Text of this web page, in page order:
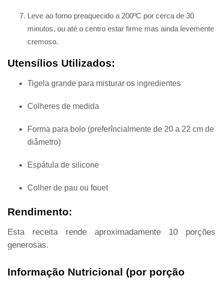
Leve ao forno preaquecido a 200ºC por cerca de 30
minutos, ou até o centro estar firme mas ainda levemente
cremoso.
Utensílios Utilizados:
Tigela grande para misturar os ingredientes
Colheres de medida
Forma para bolo (preferîncialmente de 20 a 22 cm de
diâmetro)
Espátula de silicone
Colher de pau ou fouet
Rendimento:
Esta receita rende aproximadamente 10 porções
generosas.
Informação Nutricional (por porção